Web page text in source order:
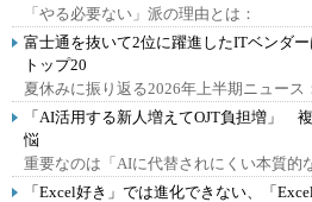
「やる必要ない」派の理由とは：
富士通を抜いて2位に躍進したITベンダ
トップ20
夏休みに振り返る2026年上半期ニュース
「AI活用する新人増えてOJT負担増」
悩
重要なのは「AIに代替されにくい本質的
「Excel好き」では進化できない、「